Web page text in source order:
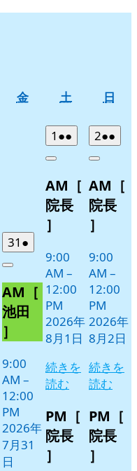
金金
土土
日
日
日
31 2026
年
月
31
日
●
件
イ
ベ
ト)
Close
AM［
池田
］
9:00
AM –
12:00
PM
2026年
7月31
日
1 2026
年
月
1
日
●●
件
イ
ベ
Close
AM［
院長
］
9:00
AM –
12:00
PM
2026年
8月1日
続きを
読む
PM［
院長
］
22026
年
月
2
日
●●
件
イ
ベ
Close
AM［
院長
］
9:00
AM –
12:00
PM
2026年
8月2日
続きを
読む
PM［
院長
］